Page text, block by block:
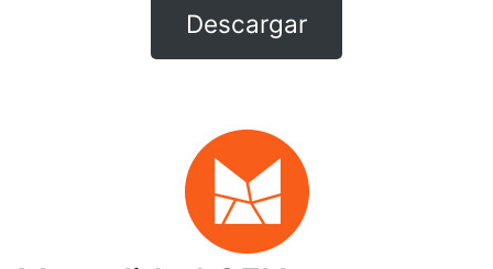
Descargar